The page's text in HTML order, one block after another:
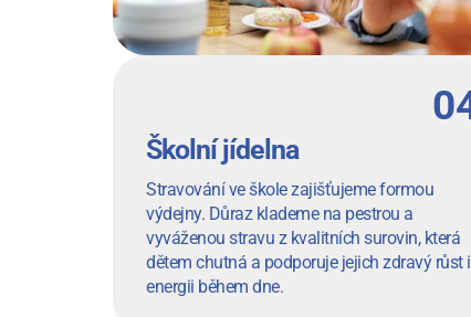
Školní jídelna
Stravování ve škole zajišťujeme formou
výdejny. Důraz klademe na pestrou a
vyváženou stravu z kvalitních surovin, která
dětem chutná a podporuje jejich zdravý růst i
energii během dne.